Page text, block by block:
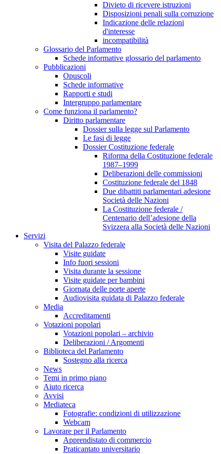
Divieto di ricevere istruzioni
Disposizioni penali sulla corruzione
Indicazione delle relazioni
d'interesse
incompatibilità
Glossario del Parlamento
Schede informative glossario del parlamento
Pubblicazioni
Opuscoli
Schede informative
Rapporti e studi
Intergruppo parlamentare
Come funziona il parlamento?
Diritto parlamentare
Dossier sulla legge sul Parlamento
Le fasi di legge
Dossier Costituzione federale
Riforma della Costituzione federale
1987–1999
Deliberazioni delle commissioni
Costituzione federale del 1848
Due dibattiti parlamentari adesione
Società delle Nazioni
La Costituzione federale /
Centenario dell’adesione della
Svizzera alla Società delle Nazioni
Servizi
Visita del Palazzo federale
Visite guidate
Info fuori sessioni
Visita durante la sessione
Visite guidate per bambini
Giornata delle porte aperte
Audiovisita guidata di Palazzo federale
Media
Accreditamenti
Votazioni popolari
Votazioni popolari – archivio
Deliberazioni / Argomenti
Biblioteca del Parlamento
Sostegno alla ricerca
News
Temi in primo piano
Aiuto ricerca
Avvisi
Mediateca
Fotografie: condizioni di utilizzazione
Webcam
Lavorare per il Parlamento
Apprendistato di commercio
Praticantato universitario